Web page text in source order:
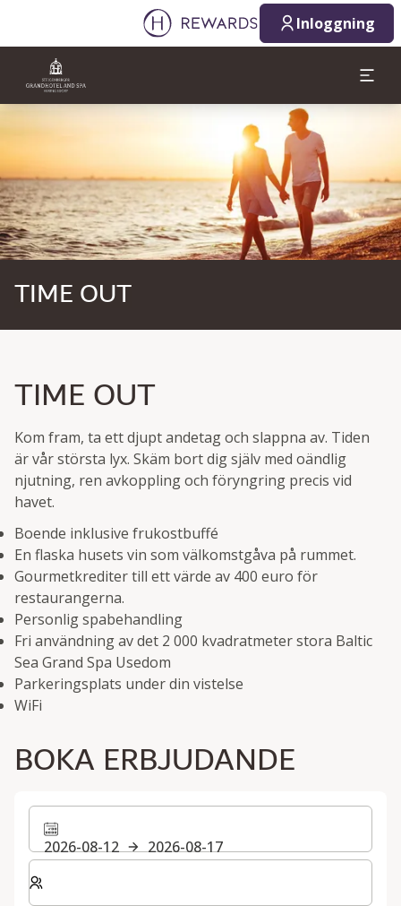
Inloggning
TIME OUT
TIME OUT
Kom fram, ta ett djupt andetag och slappna av. Tiden
är vår största lyx. Skäm bort dig själv med oändlig
njutning, ren avkoppling och föryngring precis vid
havet.
Boende inklusive frukostbuffé
En flaska husets vin som välkomstgåva på rummet.
Gourmetkrediter till ett värde av 400 euro för
restaurangerna.
Personlig spabehandling
Fri användning av det 2 000 kvadratmeter stora Baltic
Sea Grand Spa Usedom
Parkeringsplats under din vistelse
WiFi
BOKA ERBJUDANDE
2026-08-12
2026-08-17
Välj antal rum och gäster för din vistelse